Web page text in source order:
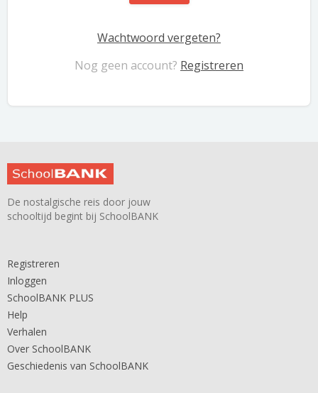
Wachtwoord vergeten?
Nog geen account? Registreren
De nostalgische reis door jouw
schooltijd begint bij SchoolBANK
Registreren
Inloggen
SchoolBANK PLUS
Help
Verhalen
Over SchoolBANK
Geschiedenis van SchoolBANK